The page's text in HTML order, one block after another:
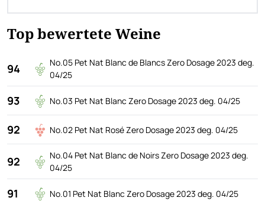
Top bewertete Weine
94
No.05 Pet Nat Blanc de Blancs Zero Dosage 2023 deg.
04/25
93 No.03 Pet Nat Blanc Zero Dosage 2023 deg. 04/25
92 No.02 Pet Nat Rosé Zero Dosage 2023 deg. 04/25
92
No.04 Pet Nat Blanc de Noirs Zero Dosage 2023 deg.
04/25
91 No.01 Pet Nat Blanc Zero Dosage 2023 deg. 04/25